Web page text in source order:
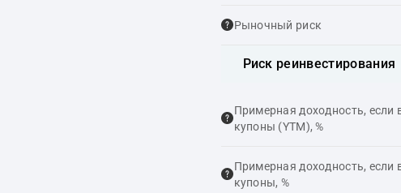
Рыночный риск
Риск реинвестирования
Примерная доходность, если
купоны (YTM), %
Примерная доходность, если
купоны, %